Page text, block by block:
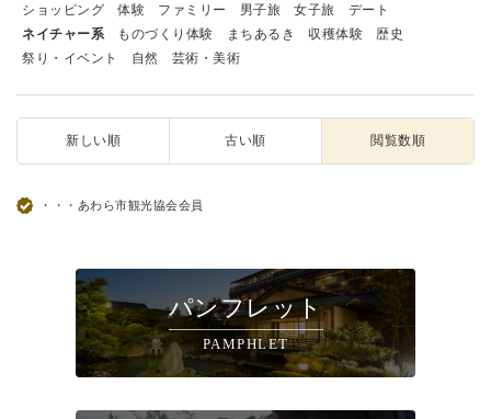
ショッピング 体験 ファミリー 男子旅 女子旅
デート
ネイチャー系
ものづくり体験 まちあるき 収穫体験
歴史
祭り・イベント
自然 芸術・美術
新しい順 古い順 閲覧数順
・・・あわら市観光協会会員
パンフレット
PAMPHLET